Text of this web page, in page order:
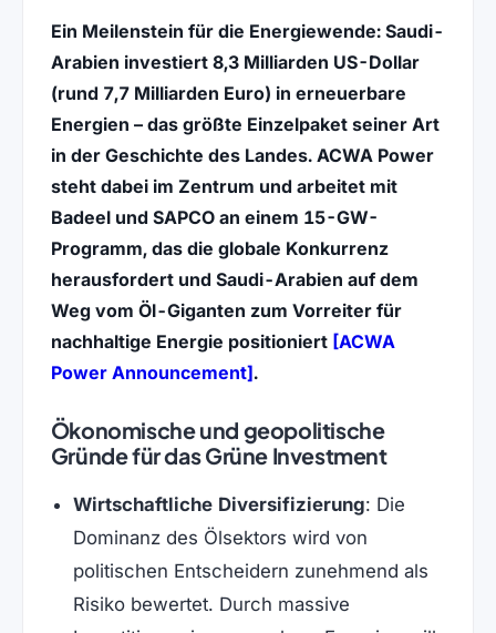
Ein Meilenstein für die Energiewende: Saudi-
Arabien investiert 8,3 Milliarden US-Dollar
(rund 7,7 Milliarden Euro) in erneuerbare
Energien – das größte Einzelpaket seiner Art
in der Geschichte des Landes. ACWA Power
steht dabei im Zentrum und arbeitet mit
Badeel und SAPCO an einem 15-GW-
Programm, das die globale Konkurrenz
herausfordert und Saudi-Arabien auf dem
Weg vom Öl-Giganten zum Vorreiter für
nachhaltige Energie positioniert [ACWA
Power Announcement](öffnet in neuem Tab)
.
Ökonomische und geopolitische
Gründe für das Grüne Investment
Wirtschaftliche Diversifizierung: Die
Dominanz des Ölsektors wird von
politischen Entscheidern zunehmend als
Risiko bewertet. Durch massive